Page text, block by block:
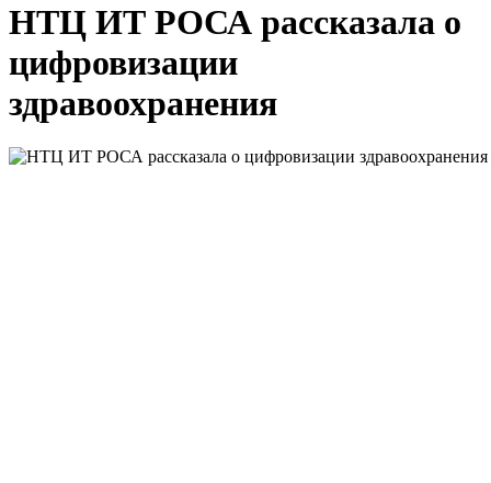
НТЦ ИТ РОСА рассказала о
цифровизации
здравоохранения